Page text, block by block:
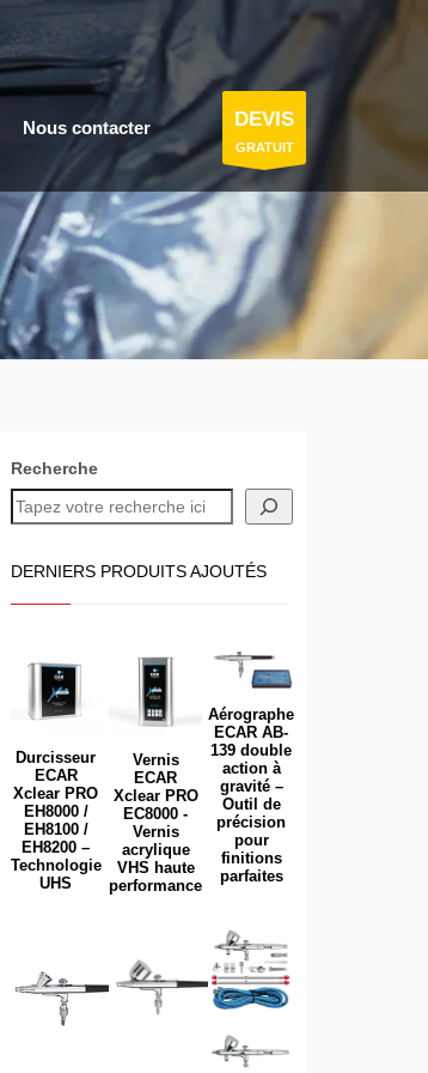
Nous contacter DEVIS
GRATUIT
Recherche
DERNIERS PRODUITS AJOUTÉS
Durcisseur
ECAR
Xclear PRO
EH8000 /
EH8100 /
EH8200 –
Technologie
UHS
Vernis
ECAR
Xclear PRO
EC8000 -
Vernis
acrylique
VHS haute
performance
Aérographe
ECAR AB-
139 double
action à
gravité –
Outil de
précision
pour
finitions
parfaites